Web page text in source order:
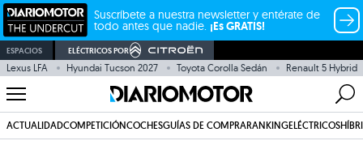
Suscríbete a nuestra newsletter y entérate de
todo antes que nadie. ¡Es GRATIS!
ESPACIOS ELÉCTRICOS POR
Lexus LFA Hyundai Tucson 2027 Toyota Corolla Sedán Renault 5 Hybrid
ACTUALIDADCOMPETICIÓNCOCHESGUÍAS DE COMPRARANKINGELÉCTRICOS